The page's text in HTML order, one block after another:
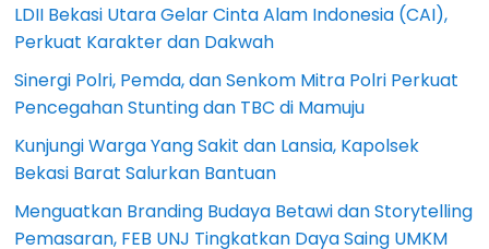
LDII Bekasi Utara Gelar Cinta Alam Indonesia (CAI),
Perkuat Karakter dan Dakwah
Sinergi Polri, Pemda, dan Senkom Mitra Polri Perkuat
Pencegahan Stunting dan TBC di Mamuju
Kunjungi Warga Yang Sakit dan Lansia, Kapolsek
Bekasi Barat Salurkan Bantuan
Menguatkan Branding Budaya Betawi dan Storytelling
Pemasaran, FEB UNJ Tingkatkan Daya Saing UMKM